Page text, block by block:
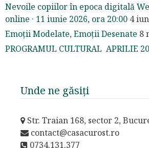
Nevoile copiilor în epoca digitală
online · 11 iunie 2026, ora 20:00 4
Emoții Modelate, Emoții Desenate 8
PROGRAMUL CULTURAL APRILIE
Unde ne găsiți
Str. Traian 168, sector 2,
contact@casacurost.ro
0734.131.377